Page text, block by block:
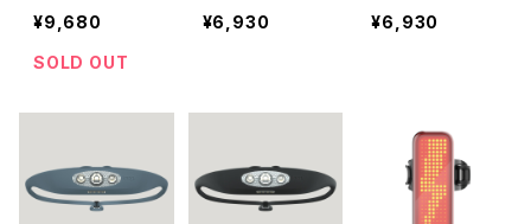
COUT / スカウ
ト ）
¥9,680
SOLD OUT
OOT 250 / CO
RAL ）
¥6,930
OOT 250 / OLI
VE ）
¥6,930